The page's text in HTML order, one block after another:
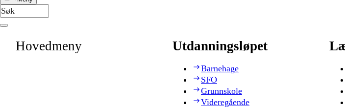
Hovedmeny Utdanningsløpet
Barnehage
SFO
Grunnskole
Videregående